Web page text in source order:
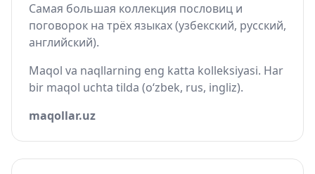
Самая большая коллекция пословиц и
поговорок на трёх языках (узбекский, русский,
английский).
Maqol va naqllarning eng katta kolleksiyasi. Har
bir maqol uchta tilda (o‘zbek, rus, ingliz).
maqollar.uz